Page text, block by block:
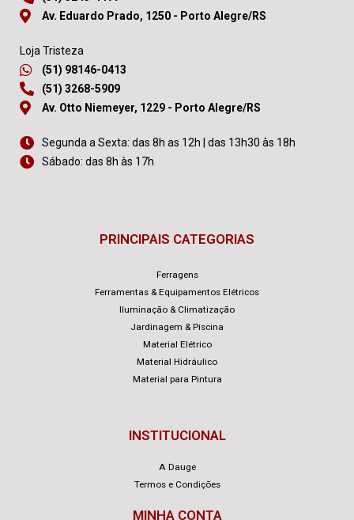
Av. Eduardo Prado, 1250 - Porto Alegre/RS
Loja Tristeza
(51) 98146-0413
(51) 3268-5909
Av. Otto Niemeyer, 1229 - Porto Alegre/RS
Segunda a Sexta: das 8h as 12h | das 13h30 às 18h
Sábado: das 8h às 17h
PRINCIPAIS CATEGORIAS
Ferragens
Ferramentas & Equipamentos Elétricos
Iluminação & Climatização
Jardinagem & Piscina
Material Elétrico
Material Hidráulico
Material para Pintura
INSTITUCIONAL
A Dauge
Termos e Condições
MINHA CONTA